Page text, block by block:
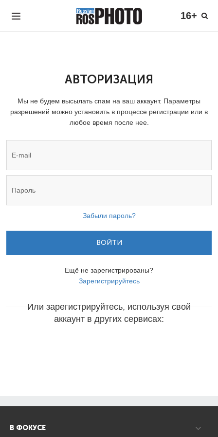
16+
АВТОРИЗАЦИЯ
Мы не будем высылать спам на ваш аккаунт. Параметры
разрешений можно установить в процессе регистрации или в
любое время после нее.
Забыли пароль?
ВОЙТИ
Ещё не зарегистрированы?
Зарегистрируйтесь
Или зарегистрируйтесь, используя свой
аккаунт в других сервисах:
В ФОКУСЕ